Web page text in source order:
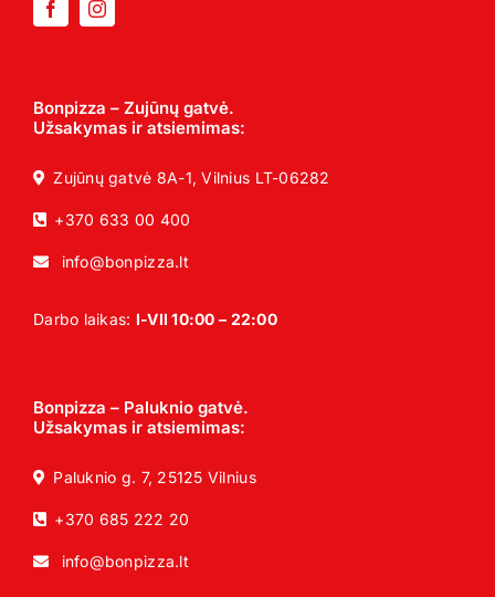
Bonpizza – Zujūnų gatvė.
Užsakymas ir atsiemimas:
Zujūnų gatvė 8A-1, Vilnius LT-06282
+370 633 00 400
info@bonpizza.lt
Darbo laikas: I-VII 10:00 – 22:00
Bonpizza – Paluknio gatvė.
Užsakymas ir atsiemimas:
Paluknio g. 7, 25125 Vilnius
+370 685 222 20
info@bonpizza.lt